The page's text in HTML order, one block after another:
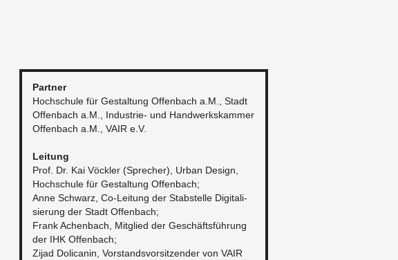
Part­ner
Hoch­schu­le für Ge­stal­tung Of­fen­bach a.M., Stadt
Of­fen­bach a.M., In­dus­trie- und Hand­werks­kam­mer
Of­fen­bach a.M., VAIR e.V.
Lei­tung
Prof. Dr. Kai Vöck­ler (Spre­cher), Urban De­sign,
Hoch­schu­le für Ge­stal­tung Of­fen­bach;
Anne Schwarz, Co-Lei­tung der Stab­stel­le Di­gi­ta­li­
sie­rung der Stadt Of­fen­bach;
Frank Achen­bach, Mit­glied der Ge­schäfts­füh­rung
der IHK Of­fen­bach;
Zijad Do­li­ca­nin, Vor­stands­vor­sit­zen­der von VAIR